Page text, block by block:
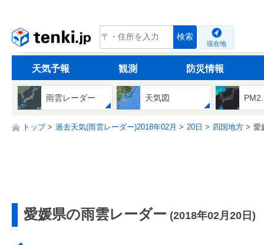
tenki.jp 検索
現在地
天気予報 観測 防災情報
雨雲レーダー 天気図
トップ 過去天気(雨雲レーダー)2018年02月 20日 四国地方 愛
愛媛県の雨雲レーダー (2018年02月20日)